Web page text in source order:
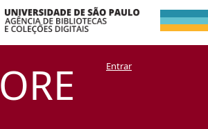
para a
de café,
e fumo suas
Manakin + CoriscoEntrar